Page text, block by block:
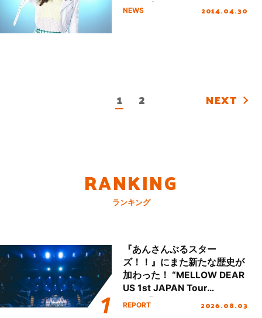
ードを探せ！？
NEWS 2014.04.30
1 2 NEXT
RANKING
ランキング
『あんさんぶるスター
ズ！！』にまた新たな歴史が
加わった！ “MELLOW DEAR
US 1st JAPAN Tour
Final「NICE to meet YOU
REPORT 2026.08.03